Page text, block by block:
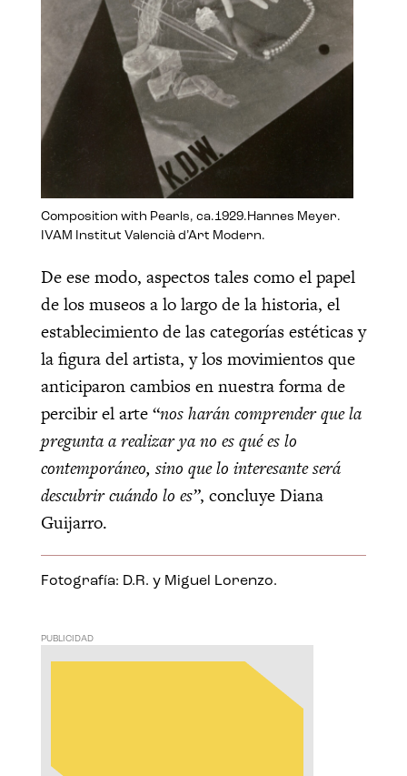
Composition with Pearls, ca.1929.Hannes Meyer.
IVAM Institut Valencià d’Art Modern.
De ese modo, aspectos tales como el papel
de los museos a lo largo de la historia, el
establecimiento de las categorías estéticas y
la figura del artista, y los movimientos que
anticiparon cambios en nuestra forma de
percibir el arte “nos harán comprender que la
pregunta a realizar ya no es qué es lo
contemporáneo, sino que lo interesante será
descubrir cuándo lo es”, concluye Diana
Guijarro.
Fotografía: D.R. y Miguel Lorenzo.
PUBLICIDAD